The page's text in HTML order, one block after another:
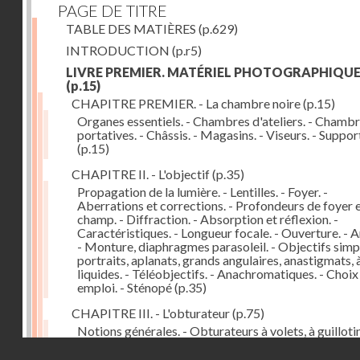
PAGE DE TITRE
TABLE DES MATIÈRES (p.629)
INTRODUCTION (p.r5)
LIVRE PREMIER. MATÉRIEL PHOTOGRAPHIQUE
(p.15)
CHAPITRE PREMIER. - La chambre noire(p.15)
Organes essentiels. - Chambres d'ateliers. -
portatives. - Châssis. - Magasins. - Viseurs. -
(p.15)
CHAPITRE II. - L'objectif(p.35)
Propagation de la lumière. - Lentilles. - Foyer. -
Aberrations et corrections. - Profondeurs de foyer
champ. - Diffraction. - Absorption et réflexion. -
Caractéristiques. - Longueur focale. - Ouverture. -
- Monture, diaphragmes parasoleil. - Objectifs
portraits, aplanats, grands angulaires, anastigmats,
liquides. - Téléobjectifs. - Anachromatiques. -
emploi. - Sténopé(p.35)
CHAPITRE III. - L'obturateur(p.75)
Notions générales. - Obturateurs à volets, à